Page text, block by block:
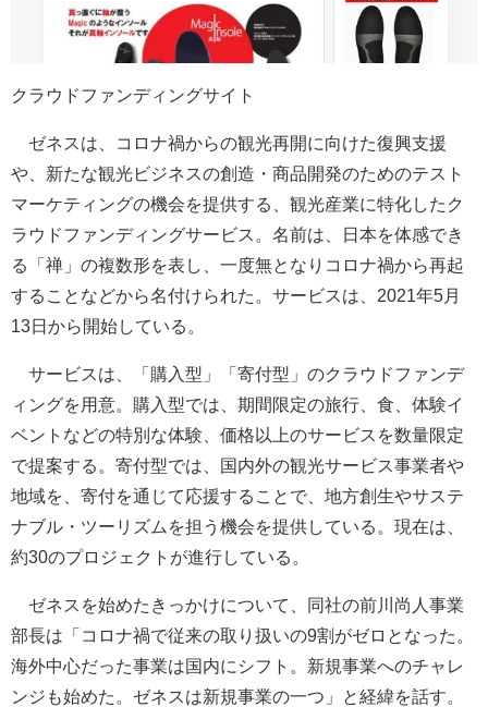
クラウドファンディングサイト
ゼネスは、コロナ禍からの観光再開に向けた復興支援
や、新たな観光ビジネスの創造・商品開発のためのテスト
マーケティングの機会を提供する、観光産業に特化したク
ラウドファンディングサービス。名前は、日本を体感でき
る「禅」の複数形を表し、一度無となりコロナ禍から再起
することなどから名付けられた。サービスは、2021年5月
13日から開始している。
サービスは、「購入型」「寄付型」のクラウドファンデ
ィングを用意。購入型では、期間限定の旅行、食、体験イ
ベントなどの特別な体験、価格以上のサービスを数量限定
で提案する。寄付型では、国内外の観光サービス事業者や
地域を、寄付を通じて応援することで、地方創生やサステ
ナブル・ツーリズムを担う機会を提供している。現在は、
約30のプロジェクトが進行している。
ゼネスを始めたきっかけについて、同社の前川尚人事業
部長は「コロナ禍で従来の取り扱いの9割がゼロとなった。
海外中心だった事業は国内にシフト。新規事業へのチャレ
ンジも始めた。ゼネスは新規事業の一つ」と経緯を話す。